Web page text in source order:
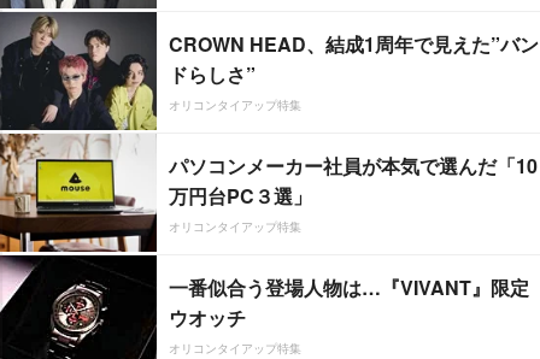
CROWN HEAD、結成1周年で見えた”バン
ドらしさ”
オリコンタイアップ特集
パソコンメーカー社員が本気で選んだ「10
万円台PC３選」
オリコンタイアップ特集
一番似合う登場人物は…『VIVANT』限定
ウオッチ
オリコンタイアップ特集